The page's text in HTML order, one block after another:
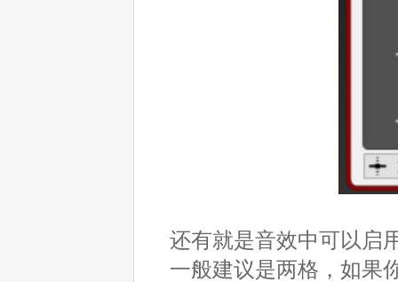
还有就是音效中可以启
一般建议是两格，如果